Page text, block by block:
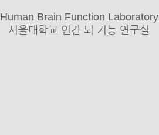
Human Brain Function Laboratory
서울대학교 인간 뇌 기능 연구실